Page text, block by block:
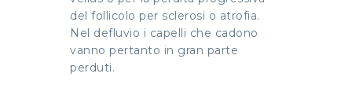
del follicolo per sclerosi o atrofia.
Nel defluvio i capelli che cadono
vanno pertanto in gran parte
perduti.